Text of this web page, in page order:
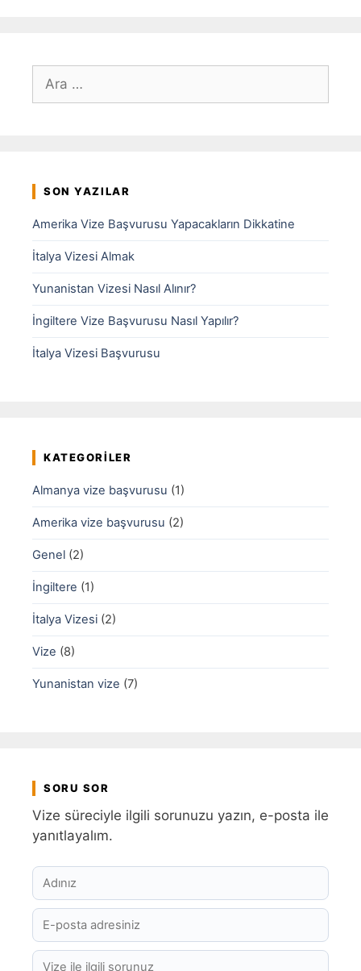
ara
SON YAZILAR
Amerika Vize Başvurusu Yapacakların Dikkatine
İtalya Vizesi Almak
Yunanistan Vizesi Nasıl Alınır?
İngiltere Vize Başvurusu Nasıl Yapılır?
İtalya Vizesi Başvurusu
KATEGORILER
Almanya vize başvurusu (1)
Amerika vize başvurusu (2)
Genel (2)
İngiltere (1)
İtalya Vizesi (2)
Vize (8)
Yunanistan vize (7)
SORU SOR
Vize süreciyle ilgili sorunuzu yazın, e-posta ile
yanıtlayalım.